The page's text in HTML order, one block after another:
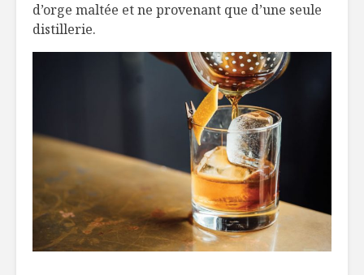
d’orge maltée et ne provenant que d’une seule
distillerie.